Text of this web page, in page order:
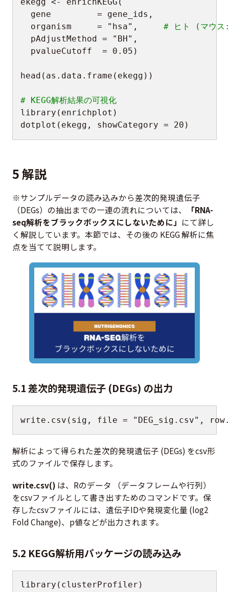
ekegg <- enrichKEGG (
  gene
= gene_ids ,
  organism
= "hsa" ,
# ヒト (マウス
  pAdjustMethod
= "BH" ,
  pvalueCutoff
= 0.05 )
head ( as.data.frame ( ekegg ) )
# KEGG解析結果の可視化
library ( enrichplot )
dotplot ( ekegg , showCategory = 20 )
5 解説
※サンプルデータの読み込みから差次的発現遺伝子
（DEGs）の抽出までの一連の流れについては、
「RNA-
seq解析をブラックボックスにしないために」 にて詳し
く解説しています。本節では、その後の KEGG 解析に焦
点を当てて説明します。
5.1 差次的発現遺伝子 (DEGs) の出力
write.csv ( sig , file = "DEG_sig.csv" ,
解析によって得られた差次的発現遺伝子 (DEGs) をcsv形
式のファイルで保存します。
write.csv() は、Rのデータ （データフレームや行列）
をcsvファイルとして書き出すためのコマンドです。保
存したcsvファイルには、遺伝子IDや発現変化量 (log2
Fold Change)、p値などが出力されます。
5.2 KEGG解析用パッケージの読み込み
library ( clusterProfiler )